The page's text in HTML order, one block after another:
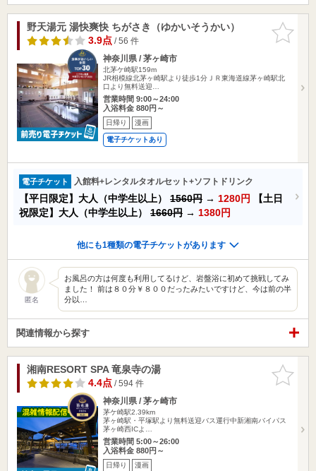
お気に入
りに追加
野天湯元 湯快爽快 ちがさき（ゆかいそうかい）
3.9点/ 56 件
神奈川県 / 茅ヶ崎市
北茅ケ崎駅159m
JR相模線北茅ヶ崎駅より徒歩1分ＪＲ東海道線茅ヶ崎駅北
口より無料送迎…
営業時間 9:00～24:00
入浴料金 880円～
日帰り 漫画
電子チケットあり
電子チケット 入館料+レンタルタオルセット+ソフトドリンク
【平日限定】大人（中学生以上） 1560円 → 1280円
【土日
祝限定】大人（中学生以上） 1660円 → 1380円
他にも1種類の電子チケットがあります
匿名
お風呂の方は何度も利用してるけど、岩盤浴に初めて挑戦してみ
ました！ 前は８０分￥８００だったみたいですけど、今は前の半
分以…
関連情報から探す
お気に入
りに追加
湘南RESORT SPA 竜泉寺の湯
4.4点/ 594 件
神奈川県 / 茅ヶ崎市
茅ケ崎駅2.39km
茅ヶ崎駅・平塚駅より無料送迎バス運行中新湘南バイパス
茅ヶ崎西ICよ…
営業時間 5:00～26:00
入浴料金 880円～
日帰り 漫画